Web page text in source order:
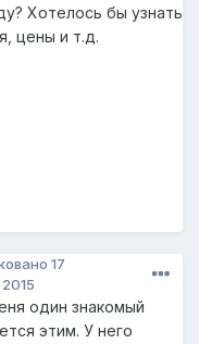
Хотелось бы узнать
цены и т.д.
17
один знакомый
этим. У него